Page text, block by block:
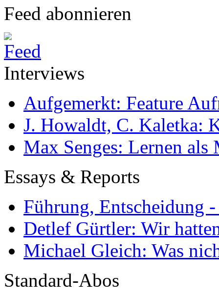
Feed abonnieren
Interviews
Aufgemerkt: Feature
J. Howaldt, C. Kaletka:
Max Senges: Lernen als
Essays & Reports
Führung, Entscheidung
Detlef Gürtler: Wir
Michael Gleich: Was
Standard-Abos